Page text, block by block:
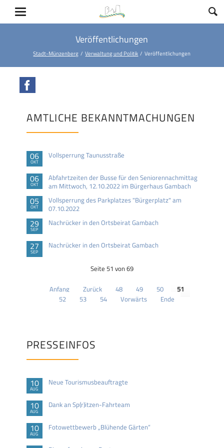
Veröffentlichungen
Stadt-Münzenberg Verwaltung und Politik Veröffentlichungen
AMTLICHE BEKANNTMACHUNGEN
06
OKT
Vollsperrung Taunusstraße
06
OKT
Abfahrtzeiten der Busse für den Seniorennachmittag
am Mittwoch, 12.10.2022 im Bürgerhaus Gambach
05
OKT
Vollsperrung des Parkplatzes "Bürgerplatz" am
07.10.2022
29
SEP
Nachrücker in den Ortsbeirat Gambach
27
SEP
Nachrücker in den Ortsbeirat Gambach
Seite 51 von 69
Anfang Zurück 48 49 50
51
52
53 54 Vorwärts Ende
PRESSEINFOS
10
AUG
Neue Tourismusbeauftragte
10
AUG
Dank an Sp(r)itzen-Fahrteam
10
AUG
Fotowettbewerb „Blühende Gärten“